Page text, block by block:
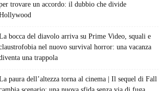
trovare un accordo: il dubbio che divide
bocca del diavolo arriva su Prime Video, squali e
nel nuovo survival horror: una vacanza
una trappola
paura dell’altezza torna al cinema | Il sequel di Fall